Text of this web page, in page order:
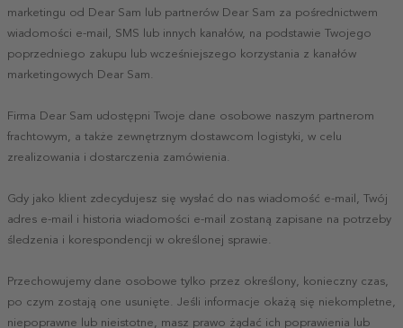
marketingu od Dear Sam lub partnerów Dear Sam za pośrednictwem
wiadomości e-mail, SMS lub innych kanałów, na podstawie Twojego
poprzedniego zakupu lub wcześniejszego korzystania z kanałów
marketingowych Dear Sam.
Firma Dear Sam udostępni Twoje dane osobowe naszym partnerom
frachtowym, a także zewnętrznym dostawcom logistyki, w celu
zrealizowania i dostarczenia zamówienia.
Gdy jako klient zdecydujesz się wysłać do nas wiadomość e-mail, Twój
adres e-mail i historia wiadomości e-mail zostaną zapisane na potrzeby
śledzenia i korespondencji w określonej sprawie.
Przechowujemy dane osobowe tylko przez określony, konieczny czas,
po czym zostają one usunięte. Jeśli informacje okażą się niekompletne,
niepoprawne lub nieistotne, masz prawo żądać ich poprawienia lub